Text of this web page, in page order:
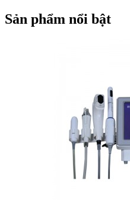
Sản phẩm nổi bật